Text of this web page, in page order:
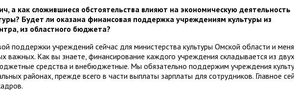
а как сложившиеся обстоятельства влияют на экономическую деятельность
Будет ли оказана финансовая поддержка учреждениям культуры из
из областного бюджета?
поддержки учреждений сейчас для министерства культуры Омской области и меня
важных. Как вы знаете, финансирование каждого учреждения складывается из двух
средства и внебюджетные. Мы обязательно поддержим учреждения
районах, прежде всего в части выплаты зарплаты для сотрудников. Главное